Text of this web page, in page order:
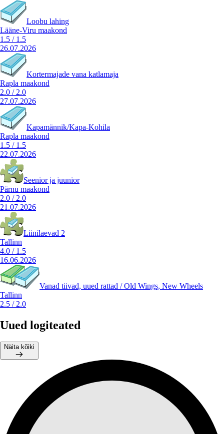
Loobu lahing
Lääne-Viru maakond
1.5 / 1.5
26.07.2026
Kortermajade vana katlamaja
Rapla maakond
2.0 / 2.0
27.07.2026
Kapamännik/Kapa-Kohila
Rapla maakond
1.5 / 1.5
22.07.2026
Seenior ja juunior
Pärnu maakond
2.0 / 2.0
21.07.2026
Liinilaevad 2
Tallinn
4.0 / 1.5
16.06.2026
Vanad tiivad, uued rattad / Old Wings, New Wheels
Tallinn
2.5 / 2.0
Uued logiteated
Näita kõiki